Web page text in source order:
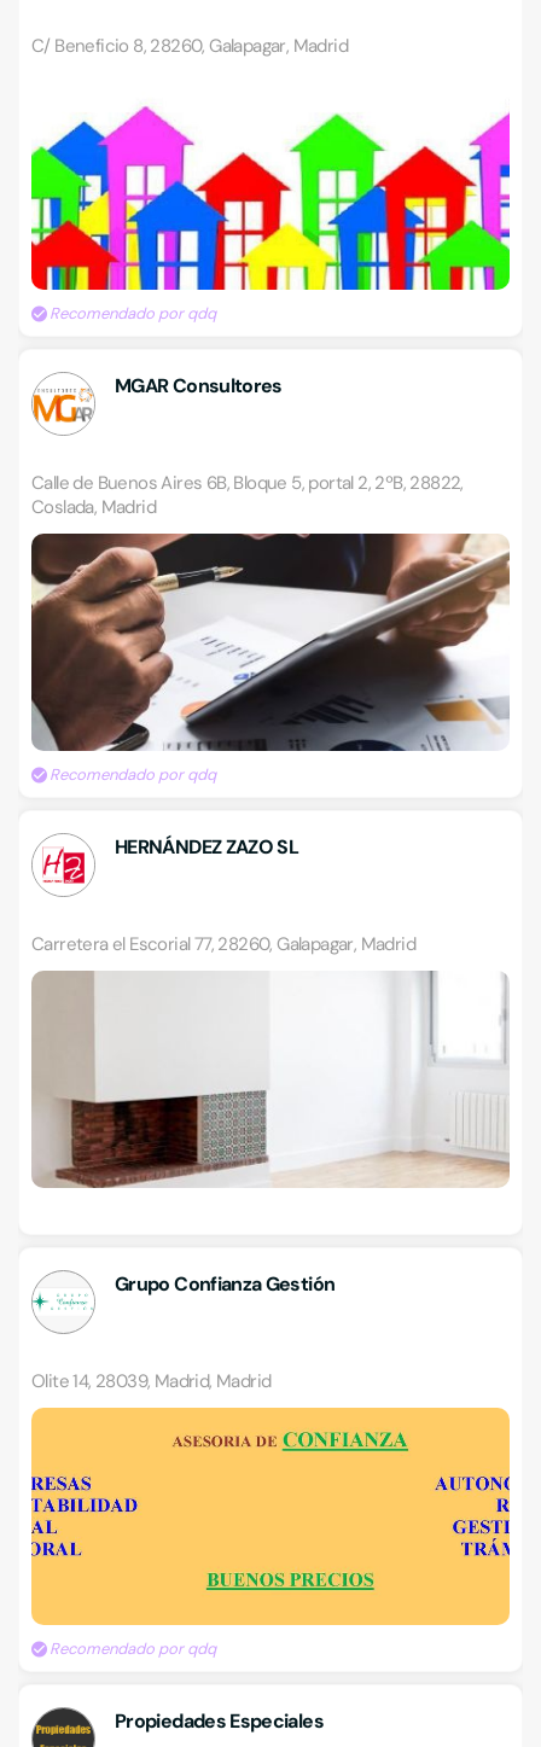
C/ Beneficio 8, 28260, Galapagar, Madrid
Recomendado por qdq
MGAR Consultores
Calle de Buenos Aires 6B, Bloque 5, portal 2, 2ºB, 28822,
Coslada, Madrid
Recomendado por qdq
HERNÁNDEZ ZAZO SL
Carretera el Escorial 77, 28260, Galapagar, Madrid
Grupo Confianza Gestión
Olite 14, 28039, Madrid, Madrid
Recomendado por qdq
Propiedades Especiales